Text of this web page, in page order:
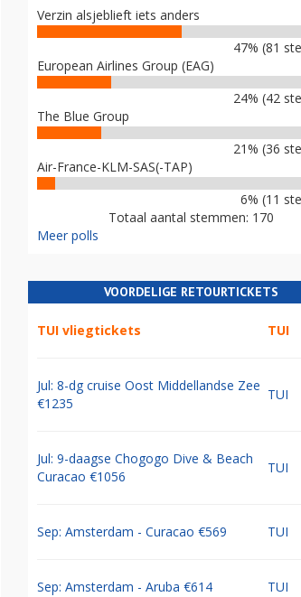
Verzin alsjeblieft iets anders
47% (81
European Airlines Group (EAG)
24% (42
The Blue Group
21% (36
Air-France-KLM-SAS(-TAP)
6% (11
Totaal aantal stemmen: 170
Meer polls
VOORDELIGE RETOURTICKETS
TUI vliegtickets TUI
Jul: 8-dg cruise Oost Middellandse Zee
€1235
TUI
Jul: 9-daagse Chogogo Dive & Beach
Curacao €1056
TUI
Sep: Amsterdam - Curacao €569 TUI
Sep: Amsterdam - Aruba €614 TUI